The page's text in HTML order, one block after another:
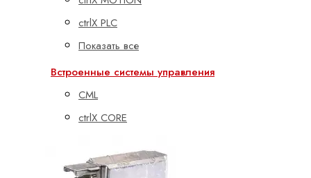
ctrlX PLC
Показать все
Встроенные системы управления
CML
ctrlX CORE
YM